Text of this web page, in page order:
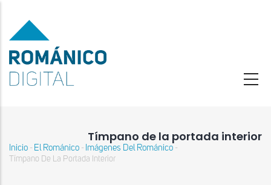
contenido
principal
Tímpano de la portada interior
Sobrescribir
Inicio - El Románico - Imágenes Del Románico -
Tímpano De La Portada Interior